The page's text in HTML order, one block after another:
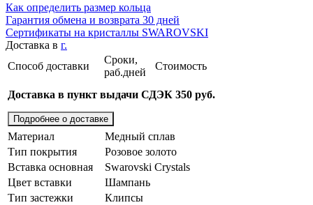
Как определить размер кольца
Гарантия обмена и возврата 30 дней
Сертификаты на кристаллы SWAROVSKI
Доставка в г.
Способ доставки
Сроки,
раб.дней
Стоимость
Доставка в пункт выдачи СДЭК 350 руб.
Подробнее о доставке
Материал
Медный сплав
Тип покрытия
Розовое золото
Вставка основная
Swarovski Crystals
Цвет вставки
Шампань
Тип застежки
Клипсы